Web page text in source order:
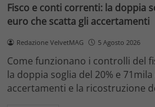
Fisco e conti correnti: la doppia
euro che scatta gli accertamenti
Redazione VelvetMAG 5 Agosto 2026
Come funzionano i controlli del
la doppia soglia del 20% e
accertamenti e la ricostruzione